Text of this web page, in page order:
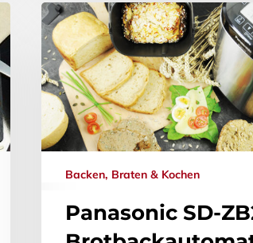
Backen, Braten & Kochen
Panasonic SD-